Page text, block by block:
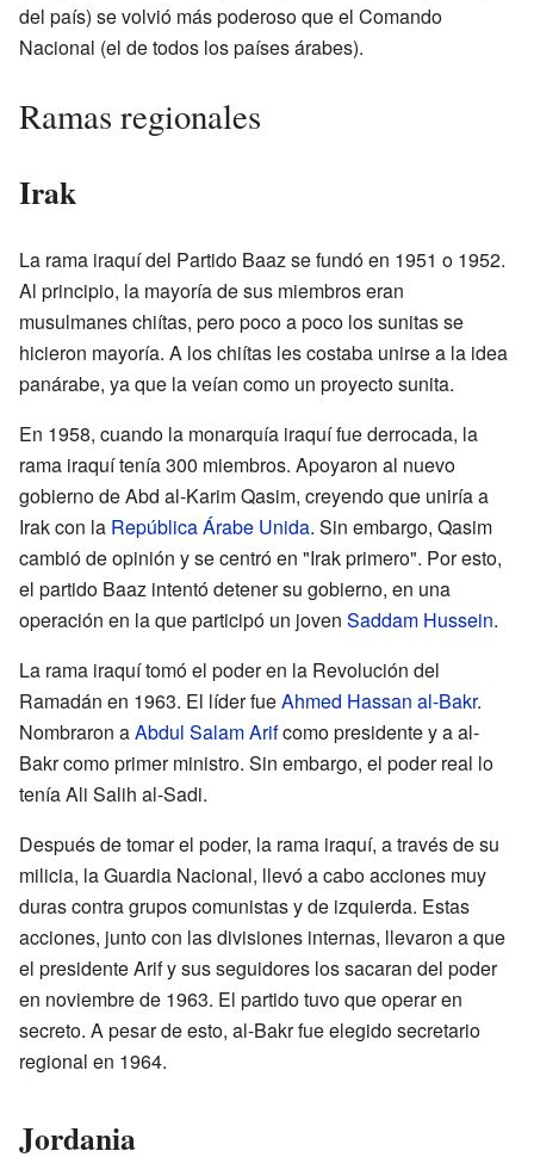
del país) se volvió más poderoso que el Comando
Nacional (el de todos los países árabes).
Ramas regionales
Irak
La rama iraquí del Partido Baaz se fundó en 1951 o 1952.
Al principio, la mayoría de sus miembros eran
musulmanes chiítas, pero poco a poco los sunitas se
hicieron mayoría. A los chiítas les costaba unirse a la idea
panárabe, ya que la veían como un proyecto sunita.
En 1958, cuando la monarquía iraquí fue derrocada, la
rama iraquí tenía 300 miembros. Apoyaron al nuevo
gobierno de Abd al-Karim Qasim, creyendo que uniría a
Irak con la República Árabe Unida. Sin embargo, Qasim
cambió de opinión y se centró en "Irak primero". Por esto,
el partido Baaz intentó detener su gobierno, en una
operación en la que participó un joven Saddam Hussein.
La rama iraquí tomó el poder en la Revolución del
Ramadán en 1963. El líder fueAhmed Hassan al-Bakr.
Nombraron aAbdul Salam Arifcomo presidente y a al-
Bakr como primer ministro. Sin embargo, el poder real lo
tenía Ali Salih al-Sadi.
Después de tomar el poder, la rama iraquí, a través de su
milicia, la Guardia Nacional, llevó a cabo acciones muy
duras contra grupos comunistas y de izquierda. Estas
acciones, junto con las divisiones internas, llevaron a que
el presidente Arif y sus seguidores los sacaran del poder
en noviembre de 1963. El partido tuvo que operar en
secreto. A pesar de esto, al-Bakr fue elegido secretario
regional en 1964.
Jordania